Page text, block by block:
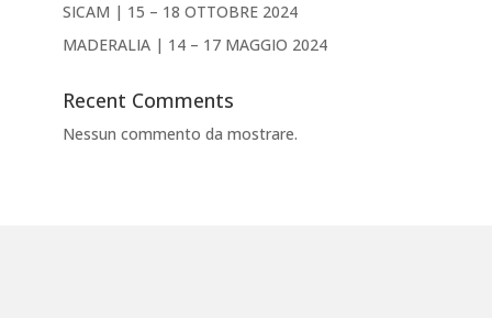
SICAM | 15 – 18 OTTOBRE 2024
MADERALIA | 14 – 17 MAGGIO 2024
Recent Comments
Nessun commento da mostrare.